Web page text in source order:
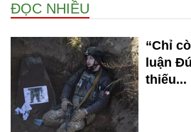
ĐỌC NHIỀU
“Chỉ
luận
thiếu...